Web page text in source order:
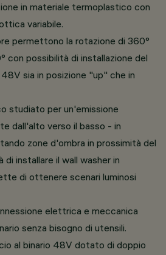
in materiale termoplastico con
variabile.
permettono la rotazione di 360°
con possibilità di installazione del
sia in posizione "up" che in
studiato per un'emissione
dall'alto verso il basso - in
zone d'ombra in prossimità del
installare il wall washer in
di ottenere scenari luminosi
elettrica e meccanica
senza bisogno di utensili.
al binario 48V dotato di doppio